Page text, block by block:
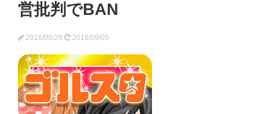
営批判でBAN
2016/08/26 2016/09/05